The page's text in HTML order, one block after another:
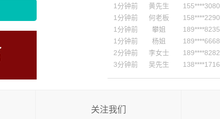
1分钟前
何老板 158****2290
1分钟前
攀姐 189****8235
1分钟前
杨姐 189****6668
2分钟前
李女士 189****8282
3分钟前
吴先生 138****1716
关注我们